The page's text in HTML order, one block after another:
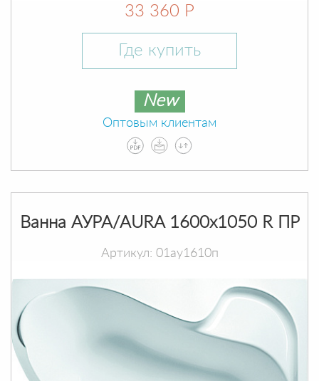
33 360 Р
Где купить
New
Оптовым клиентам
Ванна АУРА/AURA 1600х1050 R ПР
Артикул: 01ау1610п